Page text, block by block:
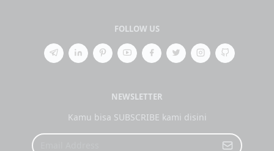
FOLLOW US
NEWSLETTER
Kamu bisa SUBSCRIBE kami disini